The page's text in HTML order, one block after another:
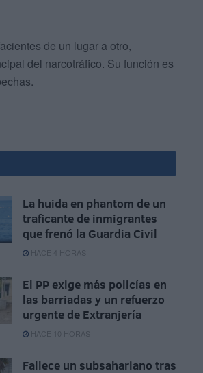
de un lugar a otro,
del narcotráfico. Su función es
La huida en phantom de un
traficante de inmigrantes
que frenó la Guardia Civil
HACE 4 HORAS
El PP exige más policías en
las barriadas y un refuerzo
urgente de Extranjería
HACE 10 HORAS
Fallece un subsahariano tras